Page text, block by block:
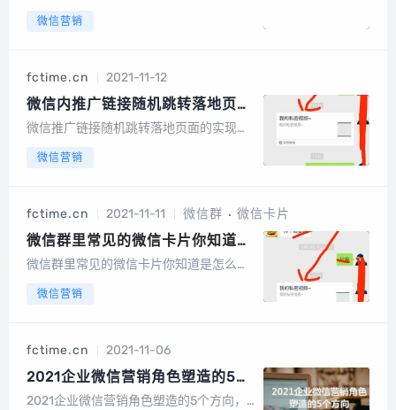
保内容的安全性，如果要继续访问，请注
已经可以“直接”打开。但是出于安全考
虑，基本如...
微信营销
fctime.cn 2021-11-12
微信内推广链接随机跳转落地页的
实现
微信推广链接随机跳转落地页面的实现原
营销的用户，必然会遇到域名被微信拦截
域名怎么做到防封呢？这样就需要借助于
技术手段...
微信营销
fctime.cn 2021-11-11 微信群 微信卡片
微信群里常见的微信卡片你知道是
怎么做的吗？
微信群里常见的微信卡片你知道是怎么做
给好友的链接可自定义包装标题，简介还
展现出来，符合大众审美并具有非常强的
吸引力...
微信营销
fctime.cn 2021-11-06
2021企业微信营销角色塑造的5个
方向
2021企业微信营销角色塑造的5个方向，